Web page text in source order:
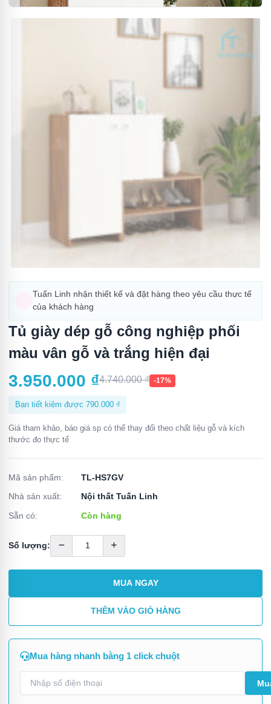
Tuấn Linh nhận thiết kế và đặt hàng theo yêu cầu thực tế
của khách hàng
Tủ giày dép gỗ công nghiệp phối
màu vân gỗ và trắng hiện đại
3.950.000 ₫4.740.000₫ -17%
Bạn tiết kiệm được 790.000 ₫
Giá tham khảo, báo giá sp có thể thay đổi theo chất liệu gỗ và kích
thước đo thực tế
Mã sản phẩm:
TL-HS7GV
Nhà sản xuất:
Nội thất Tuấn Linh
Sẵn có:
Còn hàng
Số lượng:
MUA NGAY
THÊM VÀO GIỎ HÀNG
Mua hàng nhanh bằng 1 click chuột